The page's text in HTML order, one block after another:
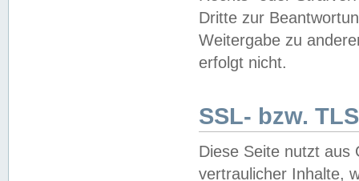
Dritte zur
Weitergabe zu
erfolgt nicht.
SSL- bzw.
Diese Seite nutzt aus
vertraulicher Inhalte,